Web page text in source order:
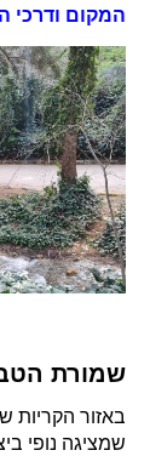
המקום ודרכי
שמורת
באזור הקריות
שמציגה נופי